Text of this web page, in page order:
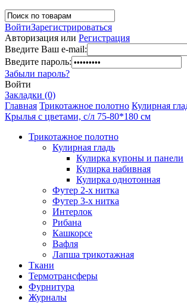
ВойтиЗарегистрироваться
Авторизация или Регистрация
Введите Ваш e-mail:
Введите пароль:
Забыли пароль?
Войти
Закладки (0)
Главная Трикотажное полотно Кулирная
Крылья с цветами, с/л 75-80*180 см
Трикотажное полотно
Кулирная гладь
Кулирка купоны и панели
Кулирка набивная
Кулирка однотонная
Футер 2-х нитка
Футер 3-х нитка
Интерлок
Рибана
Кашкорсе
Вафля
Лапша трикотажная
Ткани
Термотрансферы
Фурнитура
Журналы